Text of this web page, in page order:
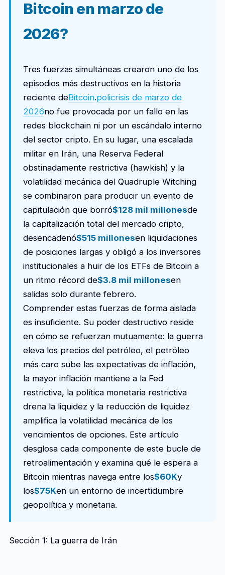
Bitcoin en marzo de
2026?
Tres fuerzas simultáneas crearon uno de los
episodios más destructivos en la historia
reciente deBitcoin.policrisis de marzo de
2026no fue provocada por un fallo en las
redes blockchain ni por un escándalo interno
del sector cripto. En su lugar, una escalada
militar en Irán, una Reserva Federal
obstinadamente restrictiva (hawkish) y la
volatilidad mecánica del Quadruple Witching
se combinaron para producir un evento de
capitulación que borró$128 mil millonesde
la capitalización total del mercado cripto,
desencadenó$515 millonesen liquidaciones
de posiciones largas y obligó a los inversores
institucionales a huir de los ETFs de Bitcoin a
un ritmo récord de$3.8 mil millonesen
salidas solo durante febrero.
Comprender estas fuerzas de forma aislada
es insuficiente. Su poder destructivo reside
en cómo se refuerzan mutuamente: la guerra
eleva los precios del petróleo, el petróleo
más caro sube las expectativas de inflación,
la mayor inflación mantiene a la Fed
restrictiva, la política monetaria restrictiva
drena la liquidez y la reducción de liquidez
amplifica la volatilidad mecánica de los
vencimientos de opciones. Este artículo
desglosa cada componente de este bucle de
retroalimentación y examina qué le espera a
Bitcoin mientras navega entre los$60Ky
los$75Ken un entorno de incertidumbre
geopolítica y monetaria.
Sección 1: La guerra de Irán